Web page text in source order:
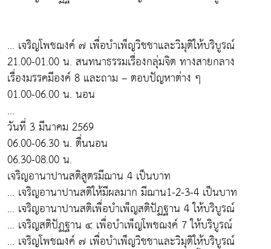
... เจริญโพชฌงค์ ๗ เพื่อบำเพ็ญวิชชาและวิมุติให้บริบูรณ์
21.00-01.00 น. สนทนาธรรมเรื่องกลุ่มจิต ทางสายกลาง
เรื่องมรรคมีองค์ 8 และถาม – ตอบปัญหาต่าง ๆ
01.00-06.00 น. นอน
...
วันที่ 3 มีนาคม 2569
06.00-06.30 น. ตื่นนอน
06.30-08.00 น.
เจริญอานาปานสติสูตรมีฌาน 4 เป็นบาท
... เจริญอานาปานสติให้มีผลมาก มีฌาน1-2-3-4 เป็นบาท
... เจริญอานาปานสติเพื่อบำเพ็ญสติปัฏฐาน 4 ให้บริบูรณ์
... เจริญสติปัฏฐาน ๔ เพื่อบำเพ็ญโพชฌงค์ 7 ให้บริบูรณ์
... เจริญโพชฌงค์ ๗ เพื่อบำเพ็ญวิชชาและวิมุติให้บริบูรณ์